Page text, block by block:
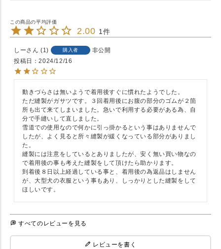
2.00 1
しー 1 購入者
非公開
投稿日
2024/12/16
動きづらさは無いようで着用後すぐに慣れたようでした。
ただ縫製がガサツです。３回着用後にお腹の部分のゴムが２箇
所も出て来てしまいました。急いで利用する必要がある為、自
分で手縫いして直しました。
雪道での使用なので何かに引っ掛かるという事はありませんで
したが、よく見ると所々縫製が緩くなっている部分がありまし
た。
縫製には注意をしているとありましたが、安く無い買い物なの
で着用後の事も考えた縫製をして頂けたら助かります。
到着後８日以上経過している事と、着用後の為返品はしません
が、大型犬の衣服という事もあり、しっかりとした縫製をして
ほしいです。
すべてのレビューを見る
レビューを書く